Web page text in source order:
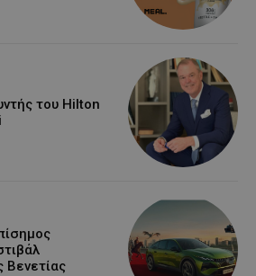
του Hilton
Βενετίας